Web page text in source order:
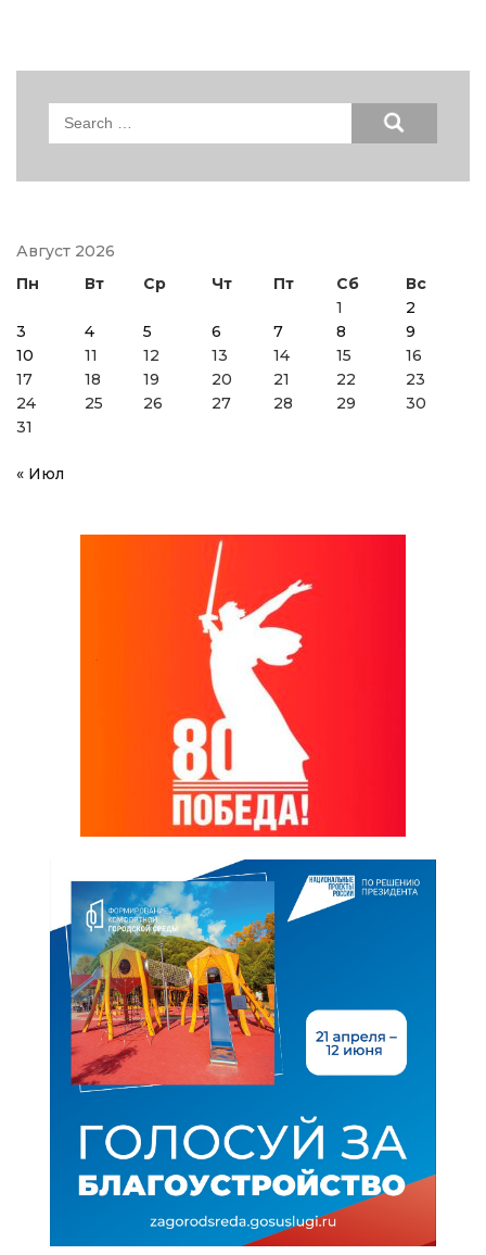
Search
Август 2026
Пн
Вт Ср Чт Пт Сб
Вс
1
2
3
4 5 6 7 8
9
10
11 12 13 14 15
16
17
18 19 20 21 22
23
24
25 26 27 28 29
30
31
« Июл